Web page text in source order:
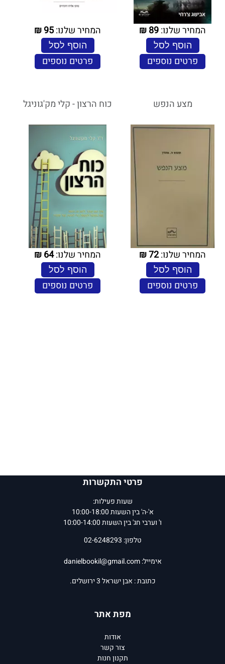
המחיר שלנו:89
₪
הוסף לסל
פרטים נוספים
המחיר שלנו:95
₪
הוסף לסל
פרטים נוספים
מצע הנפש
המחיר שלנו:72
₪
הוסף לסל
פרטים נוספים
כוח הרצון - קלי מק'גוניגל
המחיר שלנו:64
₪
הוסף לסל
פרטים נוספים
פרטי התקשרות
שעות פעילות:
א'-ה' בין השעות 10:00-18:00
ו' וערבי חג' בין השעות 10:00-14:00
טלפון: 02-6248293
אימייל:danielbookil@gmail.com
כתובת : אבן ישראל 3 ירושלים.
מפת אתר
אודות
צור קשר
תקנון חנות